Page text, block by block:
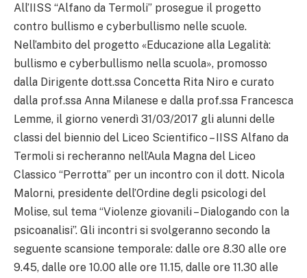
All’IISS “Alfano da Termoli” prosegue il progetto
contro bullismo e cyberbullismo nelle scuole.
Nell’ambito del progetto «Educazione alla Legalità:
bullismo e cyberbullismo nella scuola», promosso
dalla Dirigente dott.ssa Concetta Rita Niro e curato
dalla prof.ssa Anna Milanese e dalla prof.ssa Francesca
Lemme, il giorno venerdì 31/03/2017 gli alunni delle
classi del biennio del Liceo Scientifico – IISS Alfano da
Termoli si recheranno nell’Aula Magna del Liceo
Classico “Perrotta” per un incontro con il dott. Nicola
Malorni, presidente dell’Ordine degli psicologi del
Molise, sul tema “Violenze giovanili – Dialogando con la
psicoanalisi”. Gli incontri si svolgeranno secondo la
seguente scansione temporale: dalle ore 8.30 alle ore
9.45, dalle ore 10.00 alle ore 11.15, dalle ore 11.30 alle